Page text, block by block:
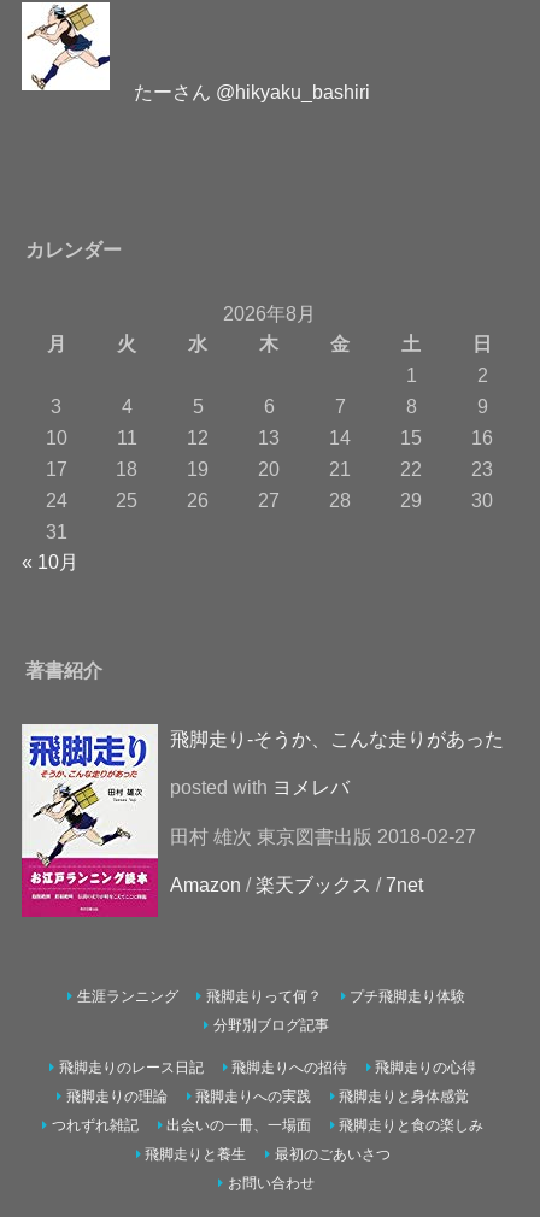
たーさん @hikyaku_bashiri
カレンダー
2026年8月
月
火 水 木 金 土
日
1
2
3
4 5 6 7 8
9
10
11 12 13 14 15
16
17
18 19 20 21 22
23
24
25 26 27 28 29
30
31
« 10月
著書紹介
飛脚走り-そうか、こんな走りがあった
posted with ヨメレバ
田村 雄次 東京図書出版 2018-02-27
Amazon /楽天ブックス /7net
生涯ランニング 飛脚走りって何？
プチ飛脚走り体験
分野別ブログ記事
飛脚走りのレース日記 飛脚走りへの招待
飛脚走りの心得
飛脚走りの理論
飛脚走りへの実践
飛脚走りと身体感覚
つれずれ雑記
出会いの一冊、一場面
飛脚走りと食の楽しみ
飛脚走りと養生
最初のごあいさつ
お問い合わせ